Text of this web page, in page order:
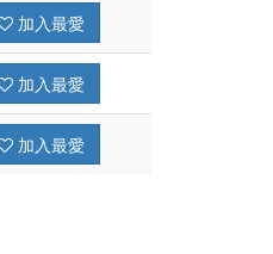
加入最愛
加入最愛
加入最愛